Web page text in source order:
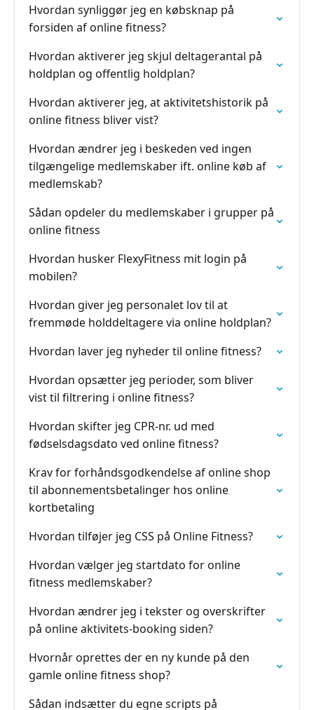
Hvordan synliggør jeg en købsknap på
forsiden af online fitness?
Hvordan aktiverer jeg skjul deltagerantal på
holdplan og offentlig holdplan?
Hvordan aktiverer jeg, at aktivitetshistorik på
online fitness bliver vist?
Hvordan ændrer jeg i beskeden ved ingen
tilgængelige medlemskaber ift. online køb af
medlemskab?
Sådan opdeler du medlemskaber i grupper på
online fitness
Hvordan husker FlexyFitness mit login på
mobilen?
Hvordan giver jeg personalet lov til at
fremmøde holddeltagere via online holdplan?
Hvordan laver jeg nyheder til online fitness?
Hvordan opsætter jeg perioder, som bliver
vist til filtrering i online fitness?
Hvordan skifter jeg CPR-nr. ud med
fødselsdagsdato ved online fitness?
Krav for forhåndsgodkendelse af online shop
til abonnementsbetalinger hos online
kortbetaling
Hvordan tilføjer jeg CSS på Online Fitness?
Hvordan vælger jeg startdato for online
fitness medlemskaber?
Hvordan ændrer jeg i tekster og overskrifter
på online aktivitets-booking siden?
Hvornår oprettes der en ny kunde på den
gamle online fitness shop?
Sådan indsætter du egne scripts på